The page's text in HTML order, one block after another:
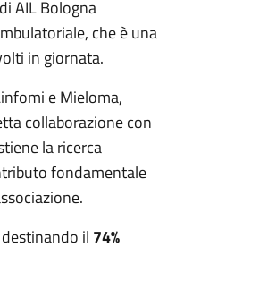
AIL Bologna
che è una
in giornata.
e Mieloma,
collaborazione con
la ricerca
fondamentale
il 74%